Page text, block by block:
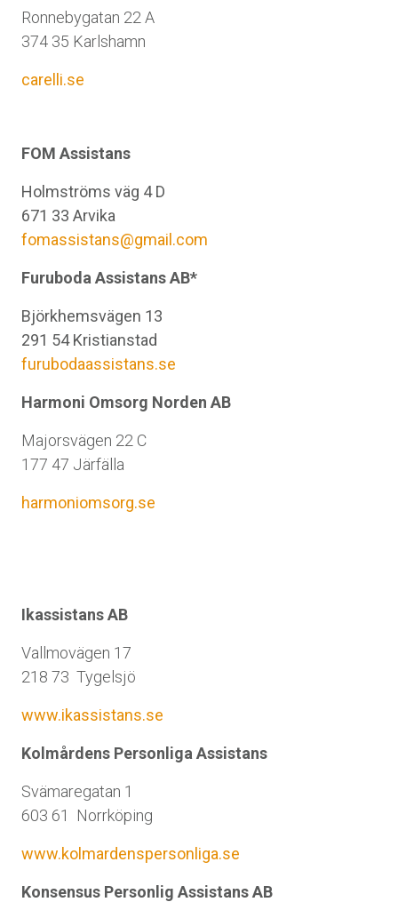
Ronnebygatan 22 A
374 35 Karlshamn
carelli.se
FOM Assistans
Holmströms väg 4 D
671 33 Arvika
fomassistans@gmail.com
Furuboda Assistans AB*
Björkhemsvägen 13
291 54 Kristianstad
furubodaassistans.se
Harmoni Omsorg Norden AB
Majorsvägen 22 C
177 47 Järfälla
harmoniomsorg.se
Ikassistans AB
Vallmovägen 17
218 73 Tygelsjö
www.ikassistans.se
Kolmårdens Personliga Assistans
Svämaregatan 1
603 61 Norrköping
www.kolmardenspersonliga.se
Konsensus Personlig Assistans AB